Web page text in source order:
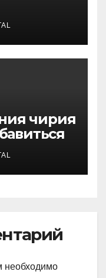
до
и
чирия
необходимо